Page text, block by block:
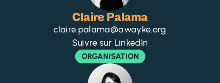
Claire Palama
claire.palama@awayke.org
Suivre sur LinkedIn
ORGANISATION